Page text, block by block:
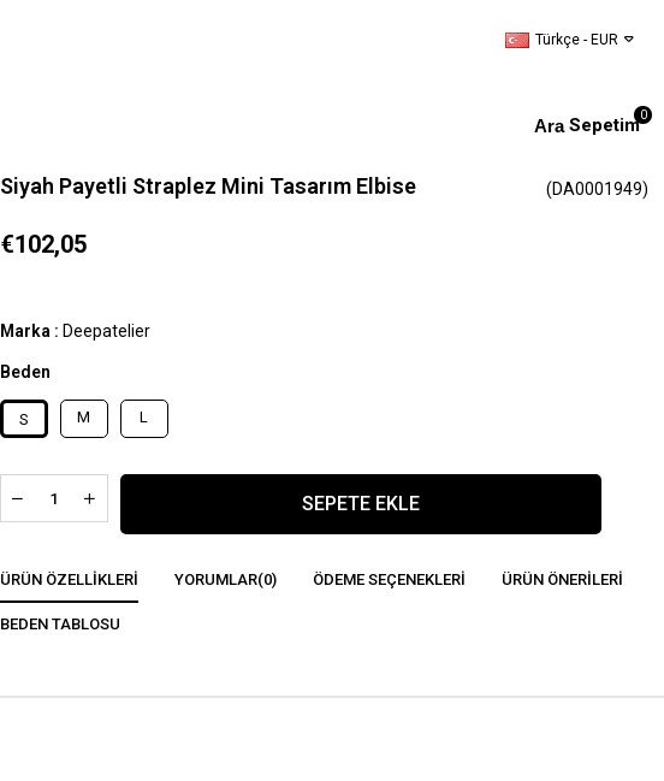
Türkçe - EUR
Sepetim0
Siyah Payetli Straplez Mini Tasarım Elbise (DA0001949)
€102,05
Marka : Deepatelier
Beden
S M L
ÜRÜN ÖZELLIKLERI YORUMLAR(0) ÖDEME SEÇENEKLERI ÜRÜN ÖNERILERI
BEDEN TABLOSU